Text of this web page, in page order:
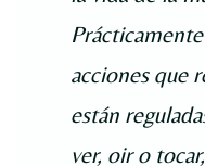
acciones que
están
ver, oir o